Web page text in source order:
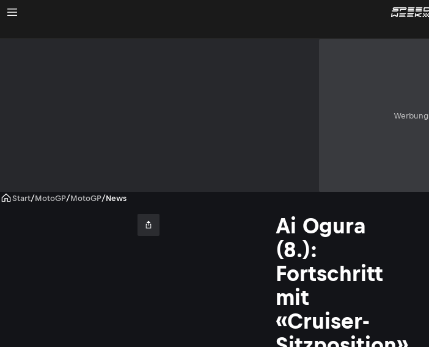
Werbung
Start/MotoGP/MotoGP/News
Ai Ogura
(8.):
Fortschritt
mit
«Cruiser-